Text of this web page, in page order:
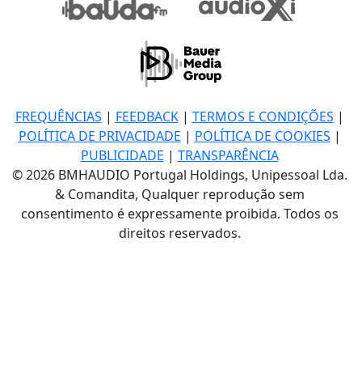
FREQUÊNCIAS | FEEDBACK| TERMOS E CONDIÇÕES |
POLÍTICA DE PRIVACIDADE | POLÍTICA DE COOKIES |
PUBLICIDADE | TRANSPARÊNCIA
© 2026 BMHAUDIO Portugal Holdings, Unipessoal Lda.
& Comandita, Qualquer reprodução sem
consentimento é expressamente proibida. Todos os
direitos reservados.